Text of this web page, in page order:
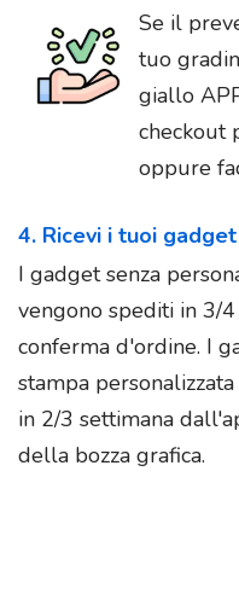
Se il
tuo
giallo
checkout
oppure
4. Ricevi i tuoi gadget
I gadget senza
vengono spediti in 3/
conferma d'ordine. I
stampa
in 2/3 settimana
della bozza grafica.